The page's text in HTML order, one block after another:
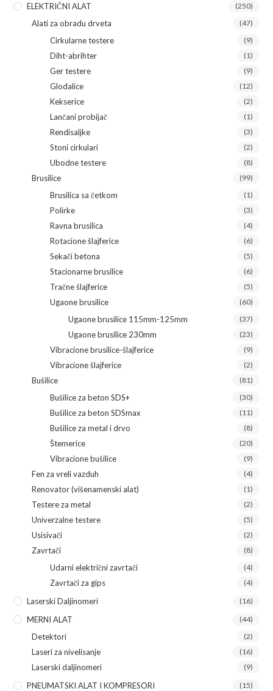
ELEKTRIČNI ALAT (250)
Alati za obradu drveta (47)
Cirkularne testere (9)
Diht-abrihter (1)
Ger testere (9)
Glodalice (12)
Kekserice (2)
Lančani probijač (1)
Rendisaljke (3)
Stoni cirkulari (2)
Ubodne testere (8)
Brusilice (99)
Brusilica sa četkom (1)
Polirke (3)
Ravna brusilica (4)
Rotacione šlajferice (6)
Sekači betona (5)
Stacionarne brusilice (6)
Tračne šlajferice (5)
Ugaone brusilice (60)
Ugaone brusilice 115mm-125mm (37)
Ugaone brusilice 230mm (23)
Vibracione brusilice-šlajferice (9)
Vibracione šlajferice (2)
Bušilice (81)
Bušilice za beton SDS+ (30)
Bušilice za beton SDSmax (11)
Bušilice za metal i drvo (8)
Štemerice (20)
Vibracione bušilice (9)
Fen za vreli vazduh (4)
Renovator (višenamenski alat) (1)
Testere za metal (2)
Univerzalne testere (5)
Usisivači (2)
Zavrtači (8)
Udarni električni zavrtači (4)
Zavrtači za gips (4)
Laserski Daljinomeri (16)
MERNI ALAT (44)
Detektori (2)
Laseri za nivelisanje (16)
Laserski daljinomeri (9)
PNEUMATSKI ALAT I KOMPRESORI (15)